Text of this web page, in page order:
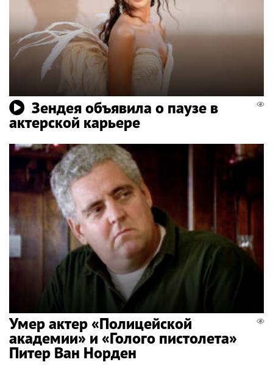
Зендея объявила о паузе в
актерской карьере
Умер актер «Полицейской
академии» и «Голого пистолета»
Питер Ван Норден